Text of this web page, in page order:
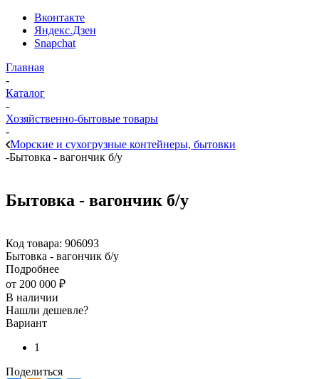
Вконтакте
Яндекс.Дзен
Snapchat
Главная
-
Каталог
-
Хозяйственно-бытовые товары
-
Морские и сухогрузные контейнеры, бытовки
-Бытовка - вагончик б/у
Бытовка - вагончик б/у
Код товара: 906093
Бытовка - вагончик б/у
Подробнее
от 200 000 ₽
В наличии
Нашли дешевле?
Вариант
1
Поделиться